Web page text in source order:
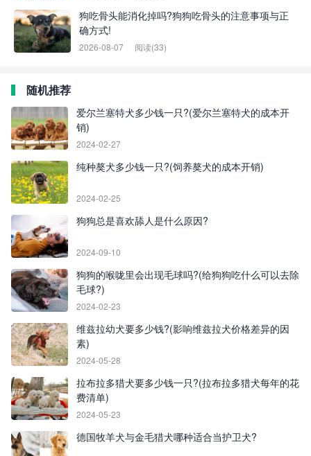
狗吃骨头能消化掉吗?狗狗吃骨头的注意事项与正
确方式!
2026-08-07 阅读(33)
随机推荐
爱尔兰塞特犬多少钱一只?(爱尔兰塞特犬的成本开
销)
2024-02-27
纯种獒犬多少钱一只?(饲养獒犬的成本开销)
2024-02-25
狗狗总是喜欢舔人是什么原因?
2024-09-10
狗狗的喉咙里会出现毛球吗?(给狗狗吃什么可以去除
毛球?)
2024-02-23
维兹拉幼犬要多少钱?(影响维兹拉犬价格差异的因
素)
2024-05-28
拉布拉多猎犬要多少钱一只?(拉布拉多猎犬每年的花
费清单)
2024-05-23
德国牧羊犬与金毛猎犬哪种适合当护卫犬?